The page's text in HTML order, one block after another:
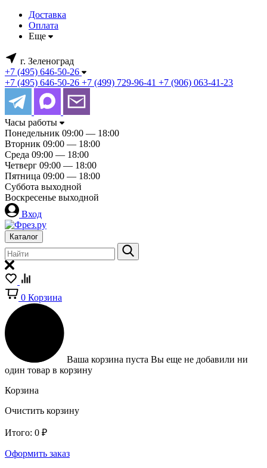
Доставка
Оплата
Еще
г. Зеленоград
+7 (495) 646-50-26
+7 (495) 646-50-26 +7 (499) 729-96-41 +7 (906) 063-41-23
Часы работы
Понедельник 09:00 — 18:00
Вторник 09:00 — 18:00
Среда 09:00 — 18:00
Четверг 09:00 — 18:00
Пятница 09:00 — 18:00
Суббота выходной
Воскресенье выходной
Вход
Каталог
0 Корзина
Ваша корзина пуста Вы еще не добавили ни
один товар в корзину
Корзина
Очистить корзину
Итого: 0 ₽
Оформить заказ